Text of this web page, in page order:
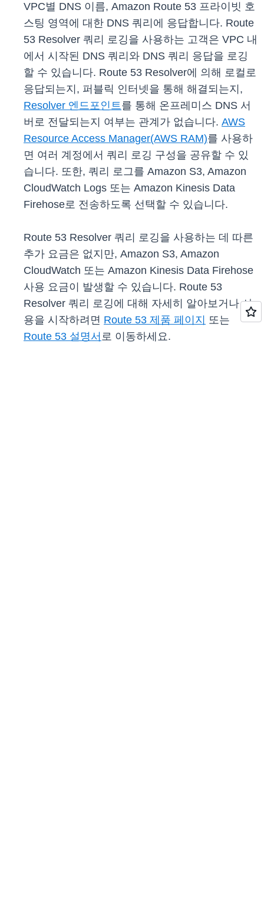
VPC별 DNS 이름, Amazon Route 53 프라이빗 호
스팅 영역에 대한 DNS 쿼리에 응답합니다. Route
53 Resolver 쿼리 로깅을 사용하는 고객은 VPC 내
에서 시작된 DNS 쿼리와 DNS 쿼리 응답을 로깅
할 수 있습니다. Route 53 Resolver에 의해 로컬로
응답되는지, 퍼블릭 인터넷을 통해 해결되는지,
Resolver 엔드포인트를 통해 온프레미스 DNS 서
버로 전달되는지 여부는 관계가 없습니다. AWS
Resource Access Manager(AWS RAM)를 사용하
면 여러 계정에서 쿼리 로깅 구성을 공유할 수 있
습니다. 또한, 쿼리 로그를 Amazon S3, Amazon
CloudWatch Logs 또는 Amazon Kinesis Data
Firehose로 전송하도록 선택할 수 있습니다.
Route 53 Resolver 쿼리 로깅을 사용하는 데 따른
추가 요금은 없지만, Amazon S3, Amazon
CloudWatch 또는 Amazon Kinesis Data Firehose
사용 요금이 발생할 수 있습니다. Route 53
Resolver 쿼리 로깅에 대해 자세히 알아보거나 사
용을 시작하려면 Route 53 제품 페이지 또는
Route 53 설명서 로 이동하세요.